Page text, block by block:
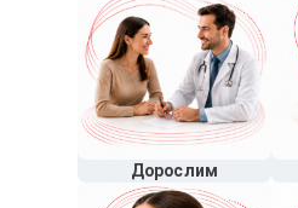
Дорослим